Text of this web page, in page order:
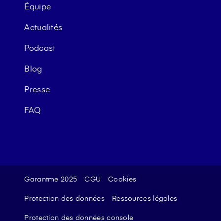
Équipe
Actualités
Podcast
Blog
Presse
FAQ
Garantme 2025 CGU Cookies
Protection des données Ressources légales
Protection des données console